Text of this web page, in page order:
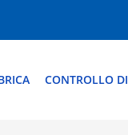
CONTROLLO